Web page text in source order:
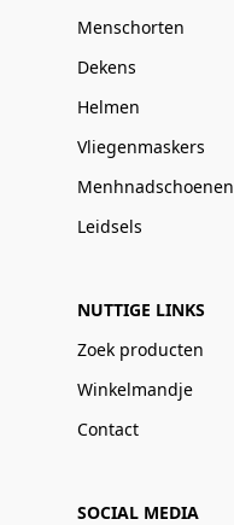
Menschorten
Dekens
Helmen
Vliegenmaskers
Menhnadschoenen
Leidsels
NUTTIGE LINKS
Zoek producten
Winkelmandje
Contact
SOCIAL MEDIA